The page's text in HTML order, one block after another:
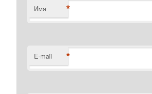
Имя *
E-mail *